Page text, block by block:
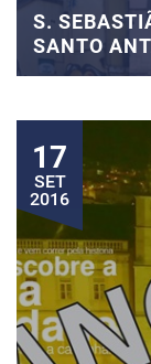
S.
SANTO
17
SET
2016